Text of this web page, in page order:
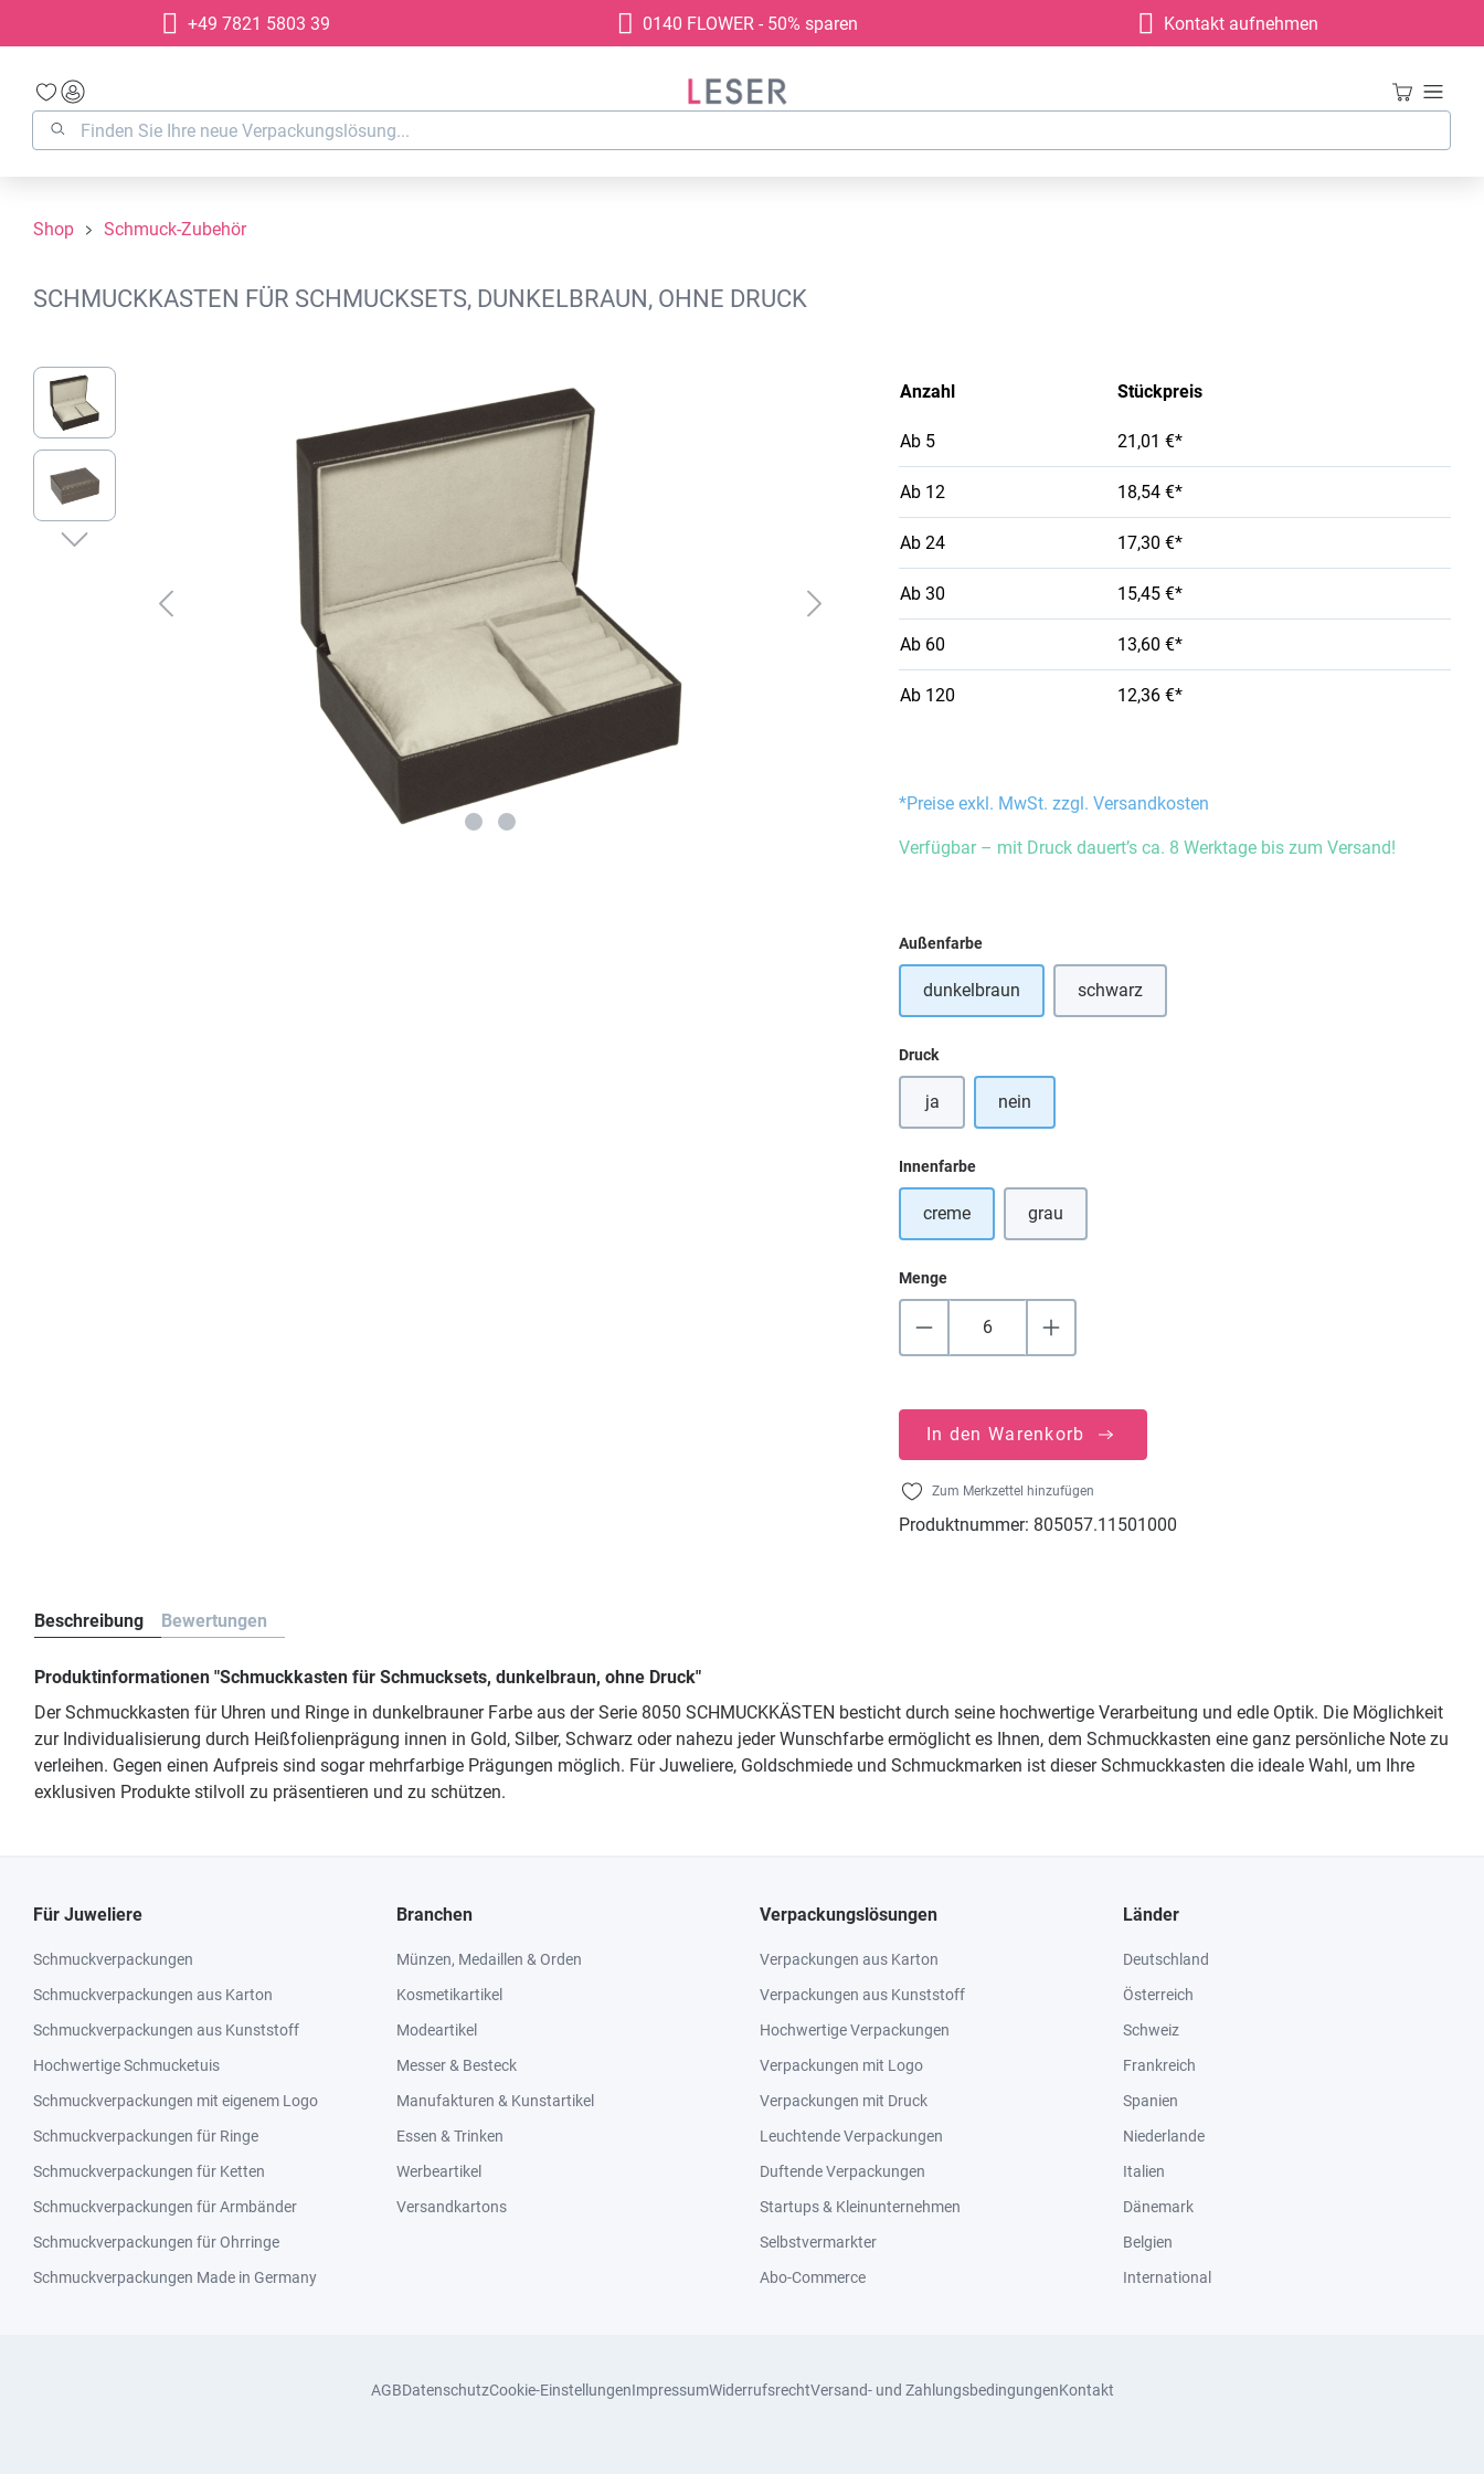
Zur Hauptnavigation springen
+49 7821 5803 39 0140 FLOWER - 50% sparen Kontakt aufnehmen
Shop Schmuck-Zubehör
SCHMUCKKASTEN FÜR SCHMUCKSETS, DUNKELBRAUN, OHNE DRUCK
Bildergalerie überspringen
Anzahl Stückpreis
Ab 5 21,01 €*
Ab 12 18,54 €*
Ab 24 17,30 €*
Ab 30 15,45 €*
Ab 60 13,60 €*
Ab 120 12,36 €*
*Preise exkl. MwSt. zzgl. Versandkosten
Verfügbar – mit Druck dauert’s ca. 8 Werktage bis zum Versand!
Außenfarbeauswählen
dunkelbraun schwarz(Diese Option ist zurzeit nicht verfügbar.)
Druckauswählen
ja nein
Innenfarbeauswählen
creme grau(Diese Option ist zurzeit nicht verfügbar.)
Menge
In den Warenkorb
Zum Merkzettel hinzufügen
Produktnummer: 805057.11501000
Beschreibung Bewertungen
Produktinformationen "Schmuckkasten für Schmucksets, dunkelbraun, ohne Druck"
Der Schmuckkasten für Uhren und Ringe in dunkelbrauner Farbe aus der Serie 8050 SCHMUCKKÄSTEN besticht durch seine hochwertige Verarbeitung und edle Optik. Die Möglichkeit
zur Individualisierung durch Heißfolienprägung innen in Gold, Silber, Schwarz oder nahezu jeder Wunschfarbe ermöglicht es Ihnen, dem Schmuckkasten eine ganz persönliche Note zu
verleihen. Gegen einen Aufpreis sind sogar mehrfarbige Prägungen möglich. Für Juweliere, Goldschmiede und Schmuckmarken ist dieser Schmuckkasten die ideale Wahl, um Ihre
exklusiven Produkte stilvoll zu präsentieren und zu schützen.
Für Juweliere
Schmuckverpackungen
Schmuckverpackungen aus Karton
Schmuckverpackungen aus Kunststoff
Hochwertige Schmucketuis
Schmuckverpackungen mit eigenem Logo
Schmuckverpackungen für Ringe
Schmuckverpackungen für Ketten
Schmuckverpackungen für Armbänder
Schmuckverpackungen für Ohrringe
Schmuckverpackungen Made in Germany
Branchen
Münzen, Medaillen & Orden
Kosmetikartikel
Modeartikel
Messer & Besteck
Manufakturen & Kunstartikel
Essen & Trinken
Werbeartikel
Versandkartons
Verpackungslösungen
Verpackungen aus Karton
Verpackungen aus Kunststoff
Hochwertige Verpackungen
Verpackungen mit Logo
Verpackungen mit Druck
Leuchtende Verpackungen
Duftende Verpackungen
Startups & Kleinunternehmen
Selbstvermarkter
Abo-Commerce
Länder
Deutschland
Österreich
Schweiz
Frankreich
Spanien
Niederlande
Italien
Dänemark
Belgien
International
AGBDatenschutzCookie-EinstellungenImpressumWiderrufsrechtVersand- und ZahlungsbedingungenKontakt